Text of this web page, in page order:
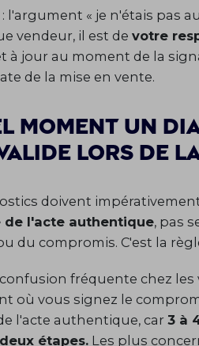
: l'argument « je n'étais pas
vendeur, il est de votre
à jour au moment de la
de la mise en vente.
moment un
lors de la
doivent
de l'acte authentique, pas
du compromis. C'est la
fréquente chez
où vous signez le
l'acte authentique, car 3 à
étapes. Les plus